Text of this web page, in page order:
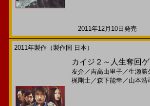
2011年12月10日発売
2011年製作（製作国 日本）
カイジ２～人生奪回
友介 ／吉高由里子／生瀬勝
梶剛士／森下能幸／ 山本浩